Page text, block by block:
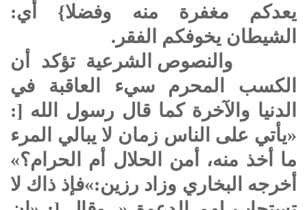
يعدكم مغفرة منه وفضلا} أي:
الشيطان يخوفكم الفقر.
والنصوص الشرعية تؤكد أن
الكسب المحرم سيء العاقبة في
الدنيا والآخرة كما قال رسول الله [:
«يأتي على الناس زمان لا يبالي المرء
ما أخذ منه، أمن الحلال أم الحرام؟»
أخرجه البخاري وزاد رزين:»فإذ ذاك لا